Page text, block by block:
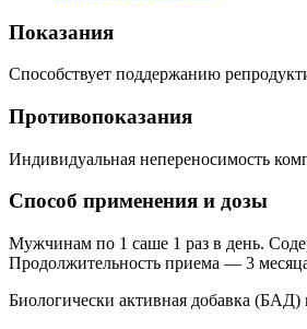
Показания
Способствует поддержанию
Противопоказания
Индивидуальная непереносимость
Способ применения и дозы
Мужчинам по 1 саше 1 раз в день.
Продолжительность приема — 3
Биологически активная добавка